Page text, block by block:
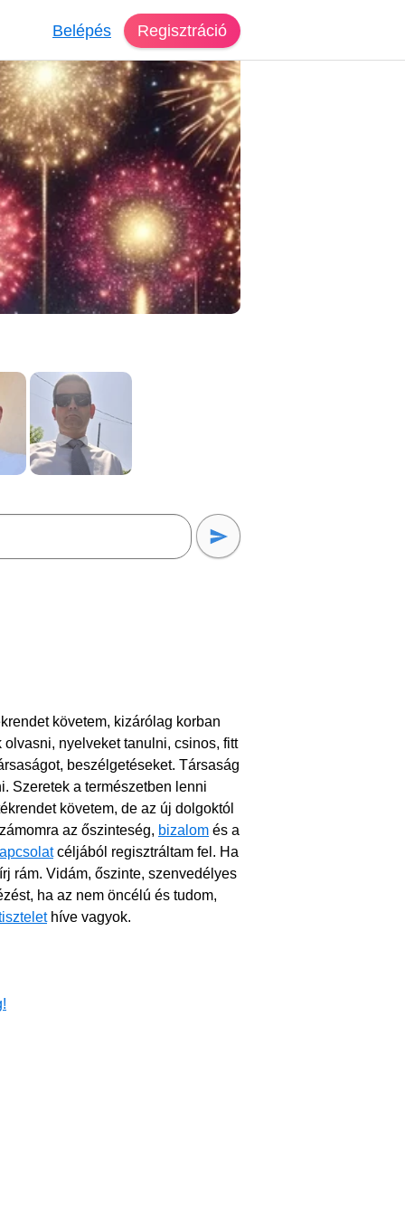
Belépés Regisztráció
Dés
36 éves, férfi
követem, kizárólag korban
nyelveket tanulni, csinos, fitt
beszélgetéseket. Társaság
Szeretek a természetben lenni
követem, de az új dolgoktól
az őszinteség, bizalom és a
céljából regisztráltam fel. Ha
rám. Vidám, őszinte, szenvedélyes
ha az nem öncélú és tudom,
híve vagyok.